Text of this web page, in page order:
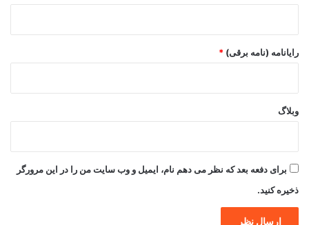
رایانامه (نامه برقی) *
وبلاگ
برای دفعه بعد که نظر می دهم نام، ایمیل و وب سایت من را در این مرورگر
ذخیره کنید.